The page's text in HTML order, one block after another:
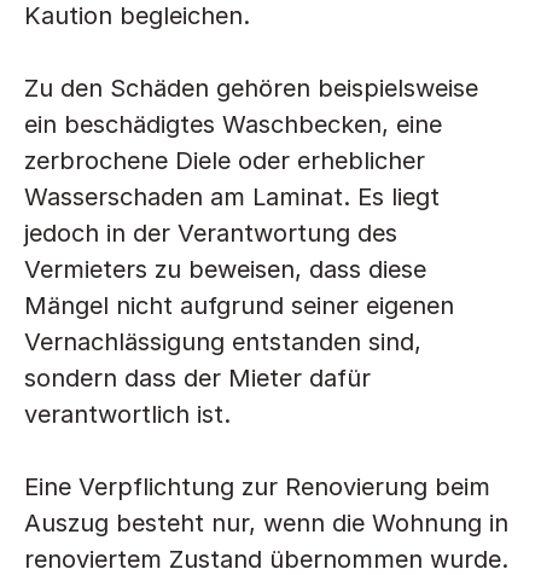
Kaution begleichen.
Zu den Schäden gehören beispielsweise
ein beschädigtes Waschbecken, eine
zerbrochene Diele oder erheblicher
Wasserschaden am Laminat. Es liegt
jedoch in der Verantwortung des
Vermieters zu beweisen, dass diese
Mängel nicht aufgrund seiner eigenen
Vernachlässigung entstanden sind,
sondern dass der Mieter dafür
verantwortlich ist.
Eine Verpflichtung zur Renovierung beim
Auszug besteht nur, wenn die Wohnung in
renoviertem Zustand übernommen wurde.